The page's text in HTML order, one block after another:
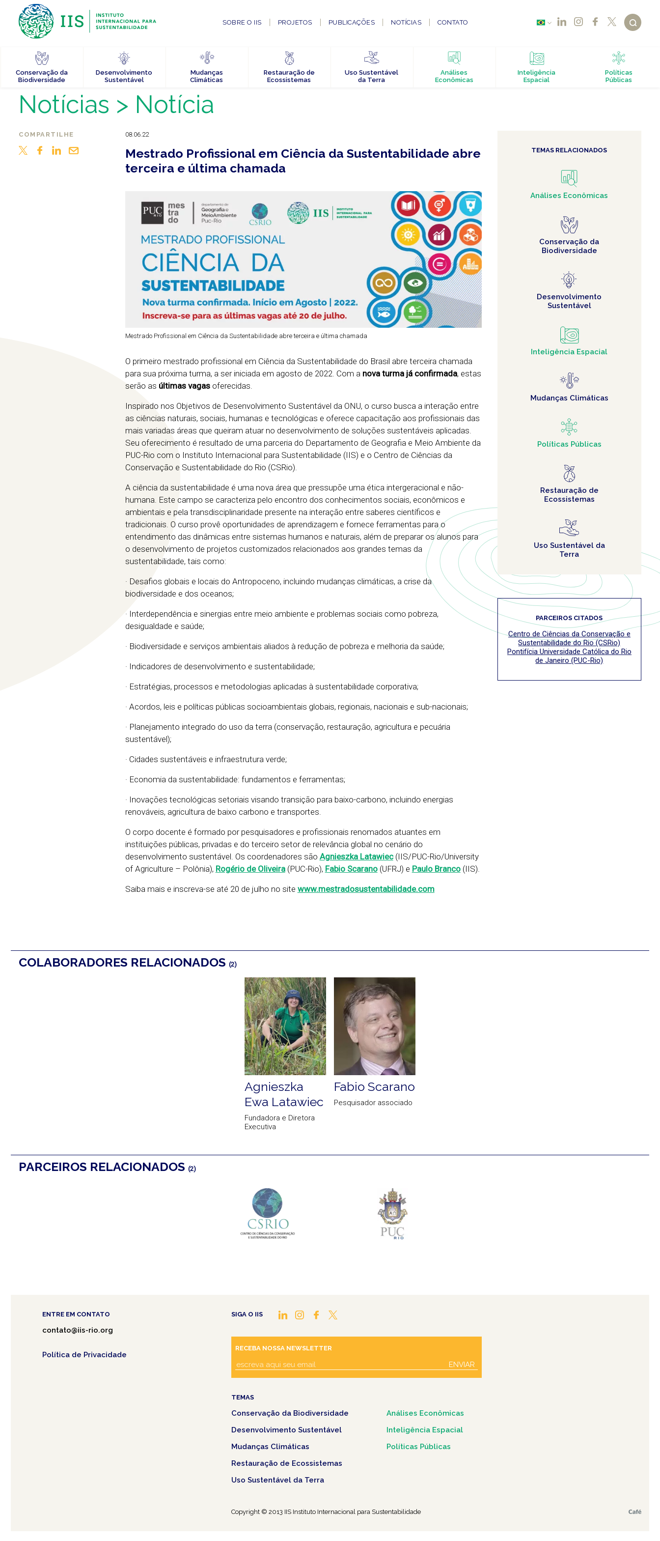
SOBRE O IIS PROJETOS PUBLICAÇÕES NOTÍCIAS CONTATO
Conservação da
Biodiversidade
Desenvolvimento
Sustentável
Mudanças
Climáticas
Restauração de
Ecossistemas
Uso Sustentável
da Terra
Análises
Econômicas
Inteligência
Espacial
Políticas
Públicas
Notícias > Notícia
COMPARTILHE 08.06.22
Mestrado Profissional em Ciência da Sustentabilidade abre
terceira e última chamada
Mestrado Profissional em Ciência da Sustentabilidade abre terceira e última chamada
O primeiro mestrado profissional em Ciência da Sustentabilidade do Brasil abre terceira chamada
para sua próxima turma, a ser iniciada em agosto de 2022. Com a nova turma já confirmada, estas
serão as últimas vagasoferecidas.
Inspirado nos Objetivos de Desenvolvimento Sustentável da ONU, o curso busca a interação entre
as ciências naturais, sociais, humanas e tecnológicas e oferece capacitação aos profissionais das
mais variadas áreas que queiram atuar no desenvolvimento de soluções sustentáveis aplicadas.
Seu oferecimento é resultado de uma parceria do Departamento de Geografia e Meio Ambiente da
PUC-Rio com o Instituto Internacional para Sustentabilidade (IIS) e o Centro de Ciências da
Conservação e Sustentabilidade do Rio (CSRio).
A ciência da sustentabilidade é uma nova área que pressupõe uma ética intergeracional e não-
humana. Este campo se caracteriza pelo encontro dos conhecimentos sociais, econômicos e
ambientais e pela transdisciplinaridade presente na interação entre saberes científicos e
tradicionais. O curso provê oportunidades de aprendizagem e fornece ferramentas para o
entendimento das dinâmicas entre sistemas humanos e naturais, além de preparar os alunos para
o desenvolvimento de projetos customizados relacionados aos grandes temas da
sustentabilidade, tais como:
· Desafios globais e locais do Antropoceno, incluindo mudanças climáticas, a crise da
biodiversidade e dos oceanos;
· Interdependência e sinergias entre meio ambiente e problemas sociais como pobreza,
desigualdade e saúde;
· Biodiversidade e serviços ambientais aliados à redução de pobreza e melhoria da saúde;
· Indicadores de desenvolvimento e sustentabilidade;
· Estratégias, processos e metodologias aplicadas à sustentabilidade corporativa;
· Acordos, leis e políticas públicas socioambientais globais, regionais, nacionais e sub-nacionais;
· Planejamento integrado do uso da terra (conservação, restauração, agricultura e pecuária
sustentável);
· Cidades sustentáveis e infraestrutura verde;
· Economia da sustentabilidade: fundamentos e ferramentas;
· Inovações tecnológicas setoriais visando transição para baixo-carbono, incluindo energias
renováveis, agricultura de baixo carbono e transportes.
O corpo docente é formado por pesquisadores e profissionais renomados atuantes em
instituições públicas, privadas e do terceiro setor de relevância global no cenário do
desenvolvimento sustentável. Os coordenadores são Agnieszka Latawiec(IIS/PUC-Rio/University
of Agriculture – Polônia), Rogério de Oliveira(PUC-Rio), Fabio Scarano(UFRJ) e Paulo Branco(IIS).
Saiba mais e inscreva-se até 20 de julho no site www.mestradosustentabilidade.com
TEMAS RELACIONADOS
Análises Econômicas
Conservação da
Biodiversidade
Desenvolvimento
Sustentável
Inteligência Espacial
Mudanças Climáticas
Políticas Públicas
Restauração de
Ecossistemas
Uso Sustentável da
Terra
PARCEIROS CITADOS
Centro de Ciências da Conservação e
Sustentabilidade do Rio (CSRio)
Pontifícia Universidade Católica do Rio
de Janeiro (PUC-Rio)
COLABORADORES RELACIONADOS (2)
Agnieszka
Ewa Latawiec
Fundadora e Diretora
Executiva
Fabio Scarano
Pesquisador associado
PARCEIROS RELACIONADOS (2)
ENTRE EM CONTATO
contato@iis-rio.org
Política de Privacidade
SIGA O IIS
RECEBA NOSSA NEWSLETTER
ENVIAR
TEMAS
Conservação da Biodiversidade
Desenvolvimento Sustentável
Mudanças Climáticas
Restauração de Ecossistemas
Uso Sustentável da Terra
Análises Econômicas
Inteligência Espacial
Políticas Públicas
Copyright © 2013 IIS Instituto Internacional para Sustentabilidade